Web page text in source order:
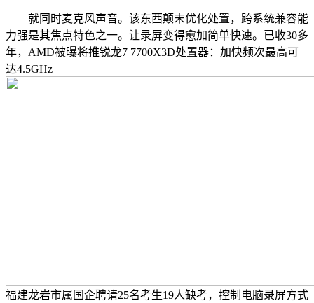
就同时麦克风声音。该东西颠末优化处置，跨系统兼容能
力强是其焦点特色之一。让录屏变得愈加简单快速。已收30多
年，AMD被曝将推锐龙7 7700X3D处置器：加快频次最高可
达4.5GHz
福建龙岩市属国企聘请25名考生19人缺考，控制电脑录屏方式